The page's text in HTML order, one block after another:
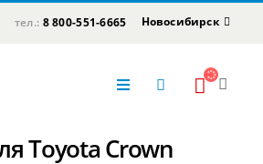
тел.: 8 800-551-6665 Новосибирск
Toyota Crown